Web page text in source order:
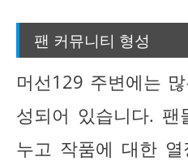
팬 커뮤니티 형성
머선129 주변에는
성되어 있습니다.
누고 작품에 대한